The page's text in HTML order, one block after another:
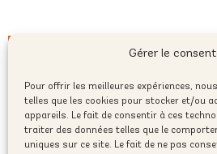
Gérer le
Pour offrir les meilleures expériences,
telles que les cookies pour stocker et/ou
appareils. Le fait de consentir à ces
traiter des données telles que le
uniques sur ce site. Le fait de ne pas